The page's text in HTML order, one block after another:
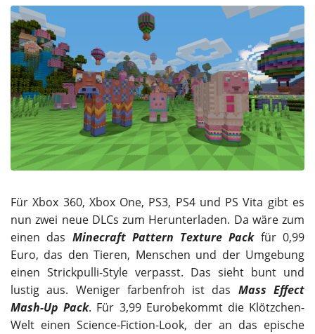
Für Xbox 360, Xbox One, PS3, PS4 und PS Vita gibt es
nun zwei neue DLCs zum Herunterladen. Da wäre zum
einen das Minecraft Pattern Texture Packfür 0,99
Euro, das den Tieren, Menschen und der Umgebung
einen Strickpulli-Style verpasst. Das sieht bunt und
lustig aus. Weniger farbenfroh ist das Mass Effect
Mash-Up Pack. Für 3,99 Eurobekommt die Klötzchen-
Welt einen Science-Fiction-Look, der an das epische